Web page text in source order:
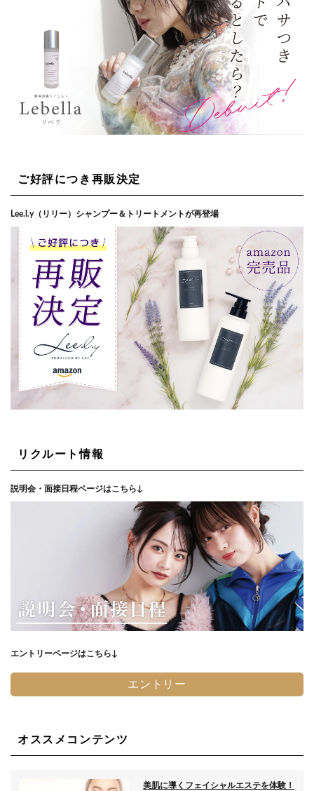
ご好評につき再販決定
Lee.l.y（リリー）シャンプー＆トリートメントが再登場
リクルート情報
説明会・面接日程ページはこちら↓
エントリーページはこちら↓
エントリー
オススメコンテンツ
美肌に導くフェイシャルエステを体験！